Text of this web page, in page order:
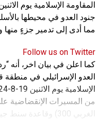
جنود العدو في محيطها
مما أدى إلى تدمير جزءٍ منها
Follow us on Twitter
كما اعلن في بيان اخر، أنه
العدو الإسرائيلي في
من المسيرات الإنقضاضية
الغربي 300) وقاعدة